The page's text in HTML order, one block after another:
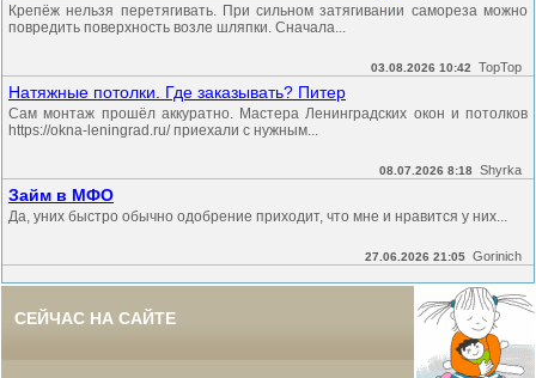
Крепёж нельзя перетягивать. При сильном затягивании самореза можно
повредить поверхность возле шляпки. Сначала...
03.08.2026 10:42 TopTop
Натяжные потолки. Где заказывать? Питер
Сам монтаж прошёл аккуратно. Мастера Ленинградских окон и потолков
https://okna-leningrad.ru/ приехали с нужным...
08.07.2026 8:18 Shyrka
Займ в МФО
Да, уних быстро обычно одобрение приходит, что мне и нравится у них...
27.06.2026 21:05 Gorinich
СЕЙЧАС НА САЙТЕ